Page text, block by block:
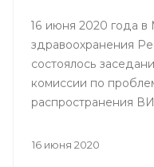
16 июня 2020 года в
здравоохранения
состоялось
комиссии по
распространения
здравоохранения
16 июня 2020